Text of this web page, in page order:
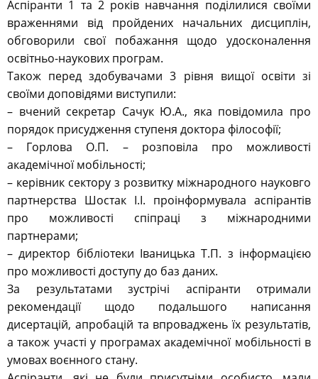
Аспіранти 1 та 2 років навчання поділилися своїми
враженнями від пройдених начальних дисциплін,
обговорили свої побажання щодо удосконалення
освітньо-наукових програм.
Також перед здобувачами 3 рівня вищої освіти зі
своїми доповідями виступили:
– вчений секретар Сачук Ю.А., яка повідомила про
порядок присудження ступеня доктора філософії;
– Горлова О.П. – розповіла про можливості
академічної мобільності;
– керівник сектору з розвитку міжнародного науковго
партнерства Шостак І.І. проінформувала аспірантів
про можливості спіпраці з міжнародними
партнерами;
– директор бібліотеки Іваницька Т.П. з інформацією
про можливості доступу до баз даних.
За результатами зустрічі аспіранти отримали
рекомендації щодо подальшого написання
дисертацій, апробацій та впроваджень їх результатів,
а також участі у програмах академічної мобільності в
умовах воєнного стану.